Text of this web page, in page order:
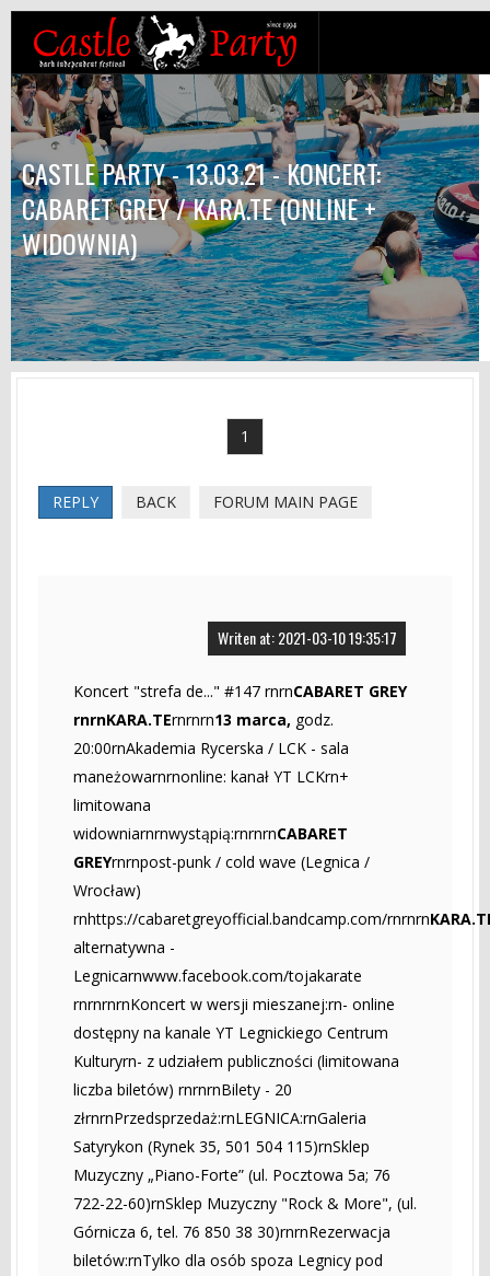
CASTLE PARTY - 13.03.21 - KONCERT:
CABARET GREY / KARA.TE (ONLINE +
WIDOWNIA)
1
REPLY BACK FORUM MAIN PAGE
Writen at: 2021-03-10 19:35:17
Koncert "strefa de..." #147 rnrnCABARET GREY
rnrnKARA.TErnrnrn13 marca, godz.
20:00rnAkademia Rycerska / LCK - sala
maneżowarnrnonline: kanał YT LCKrn+
limitowana
widowniarnrnwystąpią:rnrnrnCABARET
GREYrnrnpost-punk / cold wave (Legnica /
Wrocław)
rnhttps://cabaretgreyofficial.bandcamp.com/rnrnrn
alternatywna -
Legnicarnwww.facebook.com/tojakarate
rnrnrnrnKoncert w wersji mieszanej:rn- online
dostępny na kanale YT Legnickiego Centrum
Kulturyrn- z udziałem publiczności (limitowana
liczba biletów) rnrnrnBilety - 20
złrnrnPrzedsprzedaż:rnLEGNICA:rnGaleria
Satyrykon (Rynek 35, 501 504 115)rnSklep
Muzyczny „Piano-Forte” (ul. Pocztowa 5a; 76
722-22-60)rnSklep Muzyczny "Rock & More", (ul.
Górnicza 6, tel. 76 850 38 30)rnrnRezerwacja
biletów:rnTylko dla osób spoza Legnicy pod